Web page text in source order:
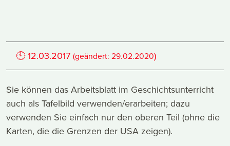
🕙12.03.2017 (geändert:29.02.2020)
Sie können das Arbeitsblatt im Geschichtsunterricht
auch als Tafelbild verwenden/erarbeiten; dazu
verwenden Sie einfach nur den oberen Teil (ohne die
Karten, die die Grenzen der USA zeigen).